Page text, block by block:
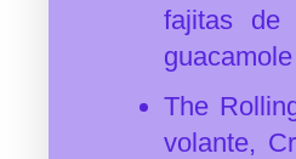
fajitas de
The
volante,